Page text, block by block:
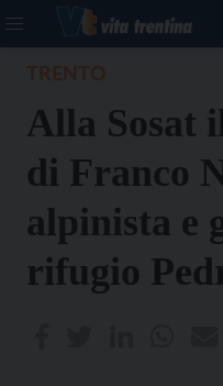
Alla Sosat
di Franco
alpinista e
rifugio